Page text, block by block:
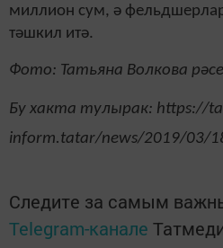
миллион сум, ә
тәшкил итә.
Фото: Татьяна Волкова
Бу хакта тулырак: https://
inform.tatar/news/2019/03/
Следите за самым
Telegram-канале